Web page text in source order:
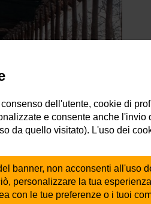
dell'utente, cookie di
e consente anche l'invio
da quello visitato). L'uso dei
banner, non acconsenti all'uso
personalizzare la tua
con le tue preferenze o i tuoi